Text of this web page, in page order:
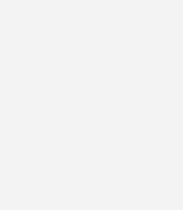
Problem mit dem
Sie regelmäßig von uns
und Neuigkeiten, gebündelt und